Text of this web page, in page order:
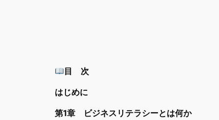
目 次
はじめに
第1章 ビジネスリテラシーとは何か